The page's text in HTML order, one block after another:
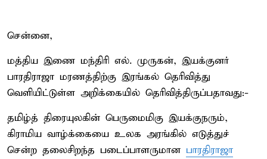
சென்னை,
மத்திய இணை மந்திரி எல். முருகன், இயக்குனர்
பாரதிராஜா மரணத்திற்கு இரங்கல் தெரிவித்து
வெளியிட்டுள்ள அறிக்கையில் தெரிவித்திருப்பதாவது:-
தமிழ்த் திரையுலகின் பெருமைமிகு இயக்குநரும்,
கிராமிய வாழ்க்கையை உலக அரங்கில் எடுத்துச்
சென்ற தலைசிறந்த படைப்பாளருமான பாரதிராஜா